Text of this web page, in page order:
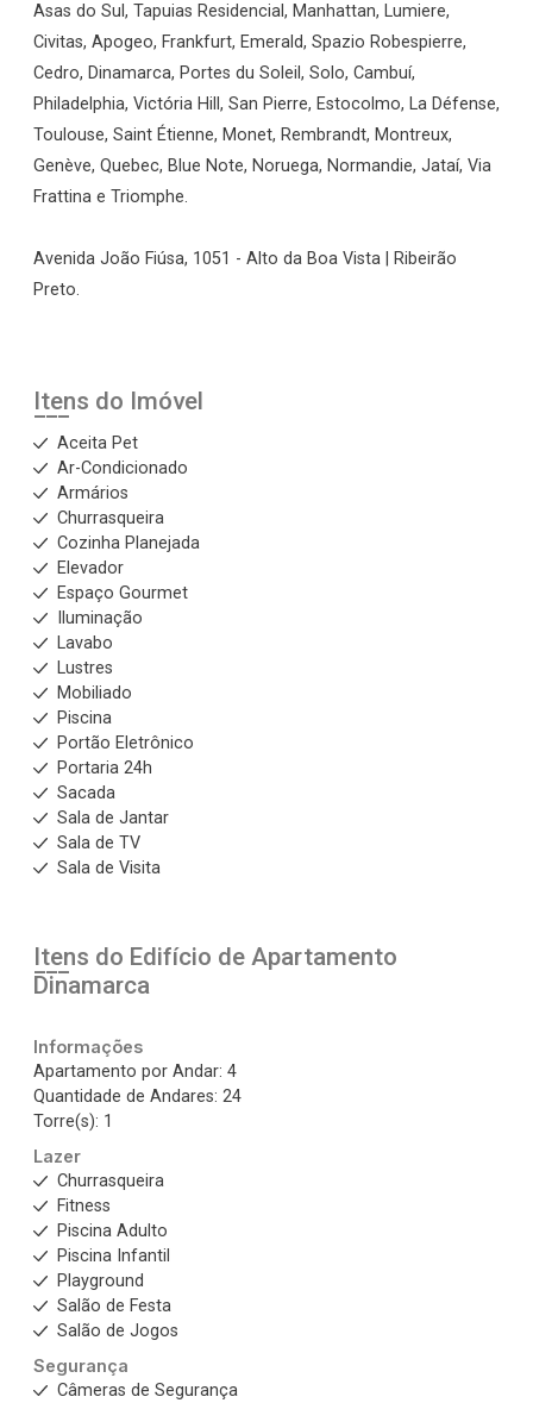
Asas do Sul, Tapuias Residencial, Manhattan, Lumiere,
Civitas, Apogeo, Frankfurt, Emerald, Spazio Robespierre,
Cedro, Dinamarca, Portes du Soleil, Solo, Cambuí,
Philadelphia, Victória Hill, San Pierre, Estocolmo, La Défense,
Toulouse, Saint Étienne, Monet, Rembrandt, Montreux,
Genève, Quebec, Blue Note, Noruega, Normandie, Jataí, Via
Frattina e Triomphe.
Avenida João Fiúsa, 1051 - Alto da Boa Vista | Ribeirão
Preto.
Itens do Imóvel
Aceita Pet
Ar-Condicionado
Armários
Churrasqueira
Cozinha Planejada
Elevador
Espaço Gourmet
Iluminação
Lavabo
Lustres
Mobiliado
Piscina
Portão Eletrônico
Portaria 24h
Sacada
Sala de Jantar
Sala de TV
Sala de Visita
Itens do Edifício de Apartamento
Dinamarca
Informações
Apartamento por Andar: 4
Quantidade de Andares: 24
Torre(s): 1
Lazer
Churrasqueira
Fitness
Piscina Adulto
Piscina Infantil
Playground
Salão de Festa
Salão de Jogos
Segurança
Câmeras de Segurança